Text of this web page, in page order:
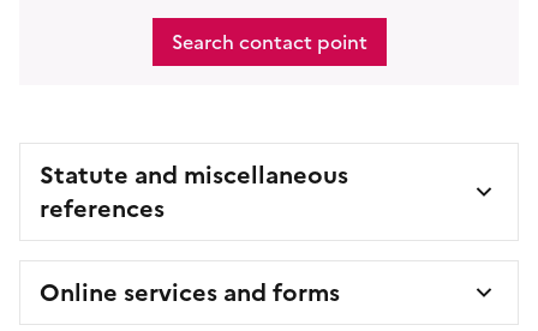
Search contact point
Statute and miscellaneous
references
Online services and forms